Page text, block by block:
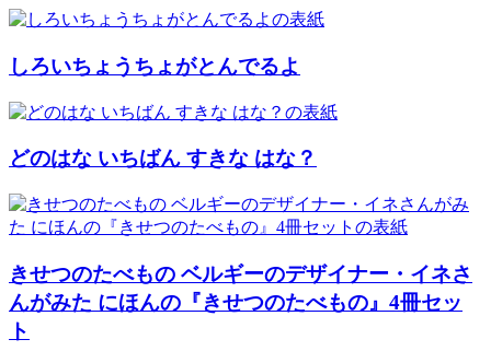
しろいちょうちょがとんでるよ
どのはな いちばん すきな はな？
きせつのたべもの ベルギーのデザイナー・イネさ
んがみた にほんの『きせつのたべもの』4冊セッ
ト